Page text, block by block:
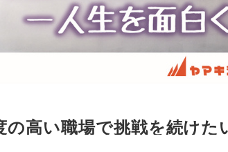
の高い職場で挑戦を続けた